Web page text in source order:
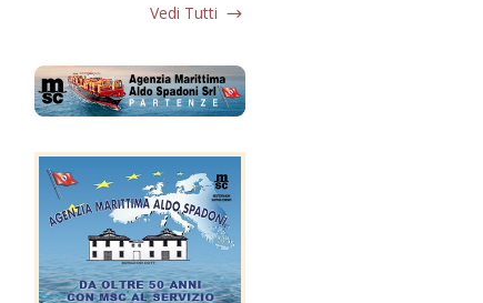
Vedi Tutti